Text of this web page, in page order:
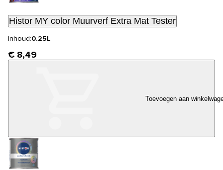
Histor MY color Muurverf Extra Mat Tester
Inhoud:0.25L
€ 8,49
Toevoegen aan